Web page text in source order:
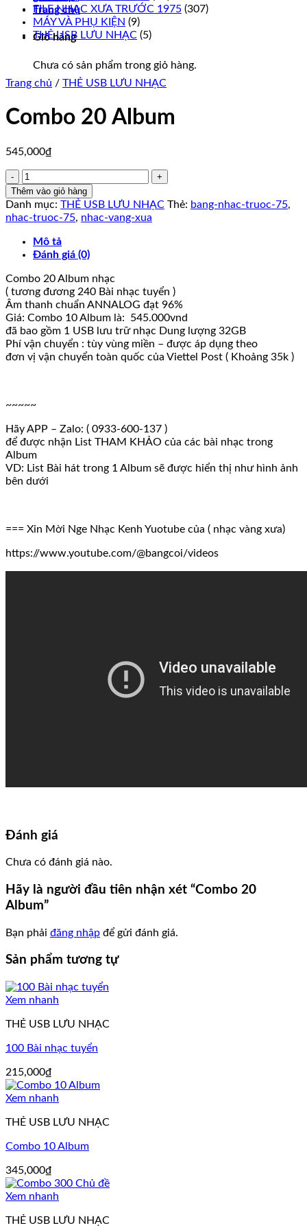
Trang chủ
Giỏ hàng
Chưa có sản phẩm trong giỏ hàng.
FILE NHẠC XƯA TRƯỚC 1975 (307)
MÁY VÀ PHỤ KIỆN (9)
THẺ USB LƯU NHẠC (5)
Trang chủ / THẺ USB LƯU NHẠC
Combo 20 Album
545,000₫
Combo
20
Album
số
Thêm vào giỏ hàng
Danh mục: THẺ USB LƯU NHẠC Thẻ: bang-nhac-truoc-75,
nhac-truoc-75, nhac-vang-xua
Mô tả
Đánh giá (0)
Combo 20 Album nhạc
( tương đương 240 Bài nhạc tuyển )
Âm thanh chuẩn ANNALOG đạt 96%
Giá: Combo 10 Album là: 545.000vnd
đã bao gồm 1 USB lưu trữ nhạc Dung lượng 32GB
Phí vận chuyển : tùy vùng miền – được áp dụng theo
đơn vị vận chuyển toàn quốc của Viettel Post ( Khoảng 35k )
~~~~~
Hãy APP – Zalo: ( 0933-600-137 )
để được nhận List THAM KHẢO của các bài nhạc trong
Album
VD: List Bài hát trong 1 Album sẽ được hiển thị như hình ảnh
bên dưới
=== Xin Mời Nge Nhạc Kenh Yuotube của ( nhạc vàng xưa)
https://www.youtube.com/@bangcoi/videos
Đánh giá
Chưa có đánh giá nào.
Hãy là người đầu tiên nhận xét “Combo 20
Album”
Bạn phải đăng nhập để gửi đánh giá.
Sản phẩm tương tự
Xem nhanh
THẺ USB LƯU NHẠC
100 Bài nhạc tuyển
215,000₫
Xem nhanh
THẺ USB LƯU NHẠC
Combo 10 Album
345,000₫
Xem nhanh
THẺ USB LƯU NHẠC